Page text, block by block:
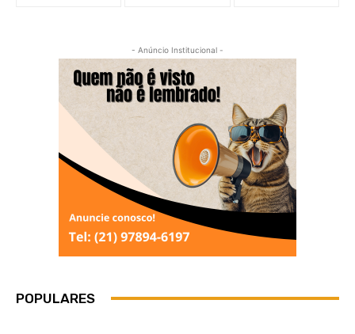
- Anúncio Institucional -
POPULARES